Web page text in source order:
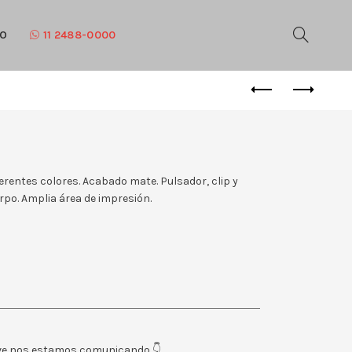
11 2488-0000
colores. Acabado mate. Pulsador, clip y
Amplia área de impresión.